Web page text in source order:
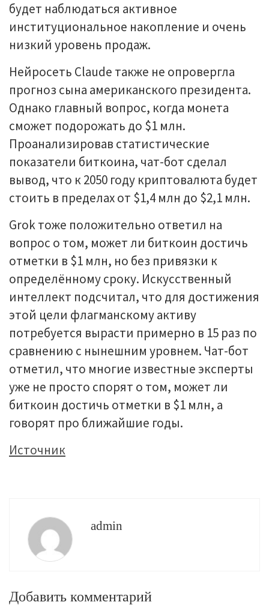
будет наблюдаться активное
институциональное накопление и очень
низкий уровень продаж.
Нейросеть Claude также не опровергла
прогноз сына американского президента.
Однако главный вопрос, когда монета
сможет подорожать до $1 млн.
Проанализировав статистические
показатели биткоина, чат-бот сделал
вывод, что к 2050 году криптовалюта будет
стоить в пределах от $1,4 млн до $2,1 млн.
Grok тоже положительно ответил на
вопрос о том, может ли биткоин достичь
отметки в $1 млн, но без привязки к
определённому сроку. Искусственный
интеллект подсчитал, что для достижения
этой цели флагманскому активу
потребуется вырасти примерно в 15 раз по
сравнению с нынешним уровнем. Чат-бот
отметил, что многие известные эксперты
уже не просто спорят о том, может ли
биткоин достичь отметки в $1 млн, а
говорят про ближайшие годы.
Источник
admin
Добавить комментарий